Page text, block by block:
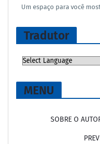
Um espaço para você
Tradutor
MENU
SOBRE O